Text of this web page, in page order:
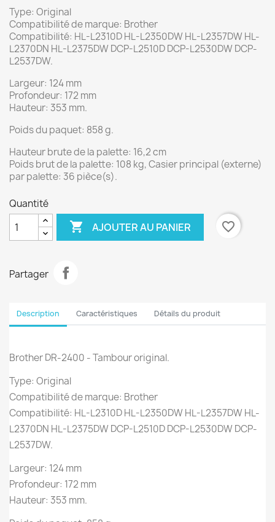
Type: Original
Compatibilité de marque: Brother
Compatibilité: HL-L2310D HL-L2350DW HL-L2357DW HL-
L2370DN HL-L2375DW DCP-L2510D DCP-L2530DW DCP-
L2537DW.
Largeur: 124 mm
Profondeur: 172 mm
Hauteur: 353 mm.
Poids du paquet: 858 g.
Hauteur brute de la palette: 16,2 cm
Poids brut de la palette: 108 kg, Casier principal (externe)
par palette: 36 pièce(s).
Quantité
 AJOUTER AU PANIER favorite_border
Partager
Description Caractéristiques Détails du produit
Brother DR-2400 - Tambour original.
Type: Original
Compatibilité de marque: Brother
Compatibilité: HL-L2310D HL-L2350DW HL-L2357DW HL-
L2370DN HL-L2375DW DCP-L2510D DCP-L2530DW DCP-
L2537DW.
Largeur: 124 mm
Profondeur: 172 mm
Hauteur: 353 mm.